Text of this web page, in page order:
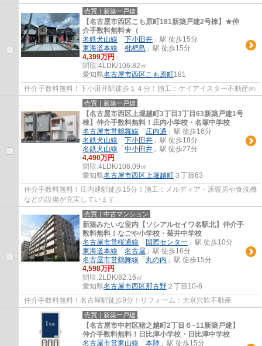
売買｜新築一戸建
【名古屋市西区こも原町181新築戸建2号棟】★仲
介手数料無料★（
名鉄犬山線 「 下小田井 」駅 徒歩15分
東海道本線 「 枇杷島 」駅 徒歩15分
4,399万円
間取:4LDK/106.82㎡
愛知県名古屋市西区こも原町181
仲介手数料無料！下小田井駅徒歩１４分！施工：ケイアイスター不動産㈱
売買｜新築一戸建
【名古屋市西区上堀越町3丁目3丁目63新築戸建1号
棟】仲介手数料無料！庄内小学校・名塚中学校
名古屋市営鶴舞線 「 庄内通 」駅 徒歩16分
名鉄犬山線 「 下小田井 」駅 徒歩18分
名鉄犬山線 「 中小田井 」駅 徒歩27分
4,490万円
間取:4LDK/106.09㎡
愛知県名古屋市西区上堀越町 ３丁目63
仲介手数料無料！庄内通駅徒歩15分！施工：メルディア・床暖房や食洗機
などの設備が充実しています
売買｜中古マンション
新築みたいな室内【ソシアルセイワ名駅北】仲介手
数料無料！なごや小学校・菊井中学校
名古屋市営桜通線 「 国際センター 」駅 徒歩10分
東海道本線 「 名古屋 」駅 徒歩16分
名古屋市営鶴舞線 「 丸の内 」駅 徒歩15分
4,598万円
間取:2LDK/82.16㎡
愛知県名古屋市西区那古野 ２丁目10-6
仲介手数料無料！名古屋駅徒歩9分！リフォーム：大京穴吹不動産
売買｜新築一戸建
【名古屋市中村区猪之越町2丁目６−11新築戸建】
仲介手数料無料！日比津小学校・日比津中学校
名古屋市営東山線 「 本陣 」駅 徒歩15分